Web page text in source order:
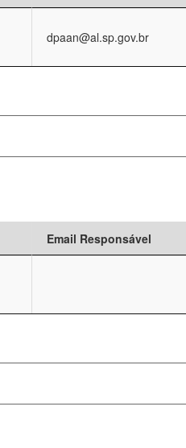
dpaan@al.sp.gov.br
Email Responsável